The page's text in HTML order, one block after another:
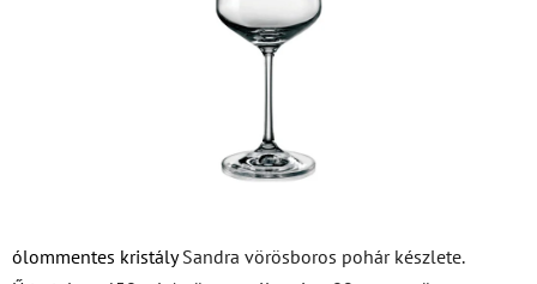
ólommentes kristálySandra vörösboros pohár készlete.